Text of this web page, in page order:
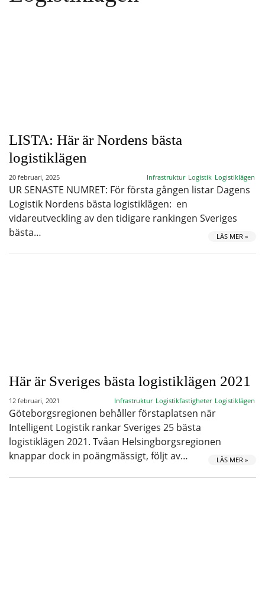
LISTA: Här är Nordens bästa
logistiklägen
20 februari, 2025 Infrastruktur Logistik Logistiklägen
UR SENASTE NUMRET: För första gången listar Dagens
Logistik Nordens bästa logistiklägen: en
vidareutveckling av den tidigare rankingen Sveriges
bästa…
LÄS MER »
Här är Sveriges bästa logistiklägen 2021
12 februari, 2021 Infrastruktur Logistikfastigheter Logistiklägen
Göteborgsregionen behåller förstaplatsen när
Intelligent Logistik rankar Sveriges 25 bästa
logistiklägen 2021. Tvåan Helsingborgsregionen
knappar dock in poängmässigt, följt av…
LÄS MER »